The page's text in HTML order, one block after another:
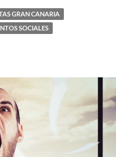
GRAN CANARIA
SOCIALES